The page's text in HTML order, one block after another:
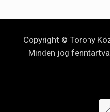
Copyright © Torony
Minden jog